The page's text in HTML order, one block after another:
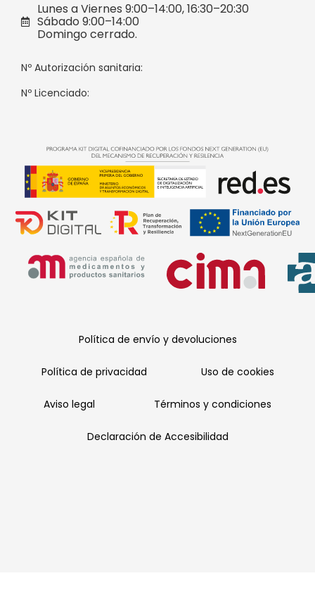
Lunes a Viernes 9:00–14:00, 16:30–20:30
Sábado 9:00–14:00
Domingo cerrado.
Nº Autorización sanitaria:
Nº Licenciado:
Política de envío y devoluciones
Política de privacidad Uso de cookies
Aviso legal Términos y condiciones
Declaración de Accesibilidad